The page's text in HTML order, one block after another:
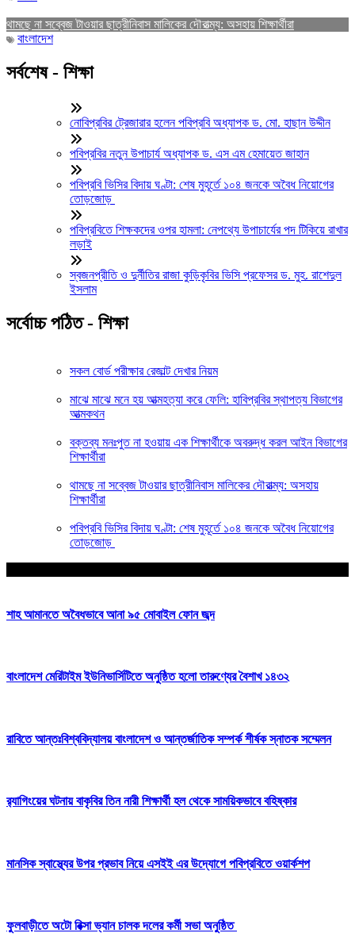
থামছে না সব্বেজ টাওয়ার ছাত্রীনিবাস মালিকের দৌরাত্ম্য: অসহায় শিক্ষার্থীরা
বাংলাদেশ
সর্বশেষ - শিক্ষা
নোবিপ্রবির ট্রেজারার হলেন পবিপ্রবি অধ্যাপক ড. মো. হাছান উদ্দীন
পবিপ্রবির নতুন উপাচার্য অধ্যাপক ড. এস এম হেমায়েত জাহান
পবিপ্রবি ভিসির বিদায় ঘণ্টা: শেষ মুহূর্তে ১০৪ জনকে অবৈধ নিয়োগের
তোড়জোড়
পবিপ্রবিতে শিক্ষকদের ওপর হামলা: নেপথ্যে উপাচার্যের পদ টিকিয়ে রাখার
লড়াই
স্বজনপ্রীতি ও দুর্নীতির রাজা কুড়িকৃবির ভিসি প্রফেসর ড. মুহ. রাশেদুল
ইসলাম
সর্বোচ্চ পঠিত - শিক্ষা
সকল বোর্ড পরীক্ষার রেজাল্ট দেখার নিয়ম
মাঝে মাঝে মনে হয় আত্মহত্যা করে ফেলি: হাবিপ্রবির স্থাপত্য বিভাগের
আত্মকথন
বক্তব্য মনঃপুত না হওয়ায় এক শিক্ষার্থীকে অবরুদ্ধ করল আইন বিভাগের
শিক্ষার্থীরা
থামছে না সব্বেজ টাওয়ার ছাত্রীনিবাস মালিকের দৌরাত্ম্য: অসহায়
শিক্ষার্থীরা
পবিপ্রবি ভিসির বিদায় ঘণ্টা: শেষ মুহূর্তে ১০৪ জনকে অবৈধ নিয়োগের
তোড়জোড়
শাহ আমানতে অবৈধভাবে আনা ৯৫ মোবাইল ফোন জব্দ
বাংলাদেশ মেরিটাইম ইউনিভার্সিটিতে অনুষ্ঠিত হলো তারুণ্যের বৈশাখ ১৪৩২
রাবিতে আন্তঃবিশ্ববিদ্যালয় বাংলাদেশ ও আন্তর্জাতিক সম্পর্ক শীর্ষক স্নাতক সম্মেলন
র‍্যাগিংয়ের ঘটনায় বাকৃবির তিন নারী শিক্ষার্থী হল থেকে সাময়িকভাবে বহিষ্কার
মানসিক স্বাস্থ্যের উপর প্রভাব নিয়ে এসইই এর উদ্যোগে পবিপ্রবিতে ওয়ার্কশপ
ফুলবাড়ীতে অটো রিক্সা ভ্যান চালক দলের কর্মী সভা অনুষ্ঠিত